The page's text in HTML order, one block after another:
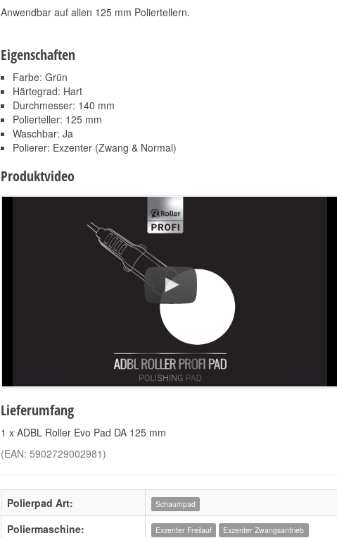
Anwendbar auf allen 125 mm Poliertellern.
Eigenschaften
Farbe: Grün
Härtegrad: Hart
Durchmesser: 140 mm
Polierteller: 125 mm
Waschbar: Ja
Polierer: Exzenter (Zwang & Normal)
Produktvideo
Lieferumfang
1 x ADBL Roller Evo Pad DA 125 mm
(EAN: 5902729002981)
Polierpad Art: Schaumpad
Poliermaschine: Exzenter Freilauf Exzenter Zwangsantrieb
35,90 €
CarPro Flashpad
130mm
11,92 € * 14,90 €
11,92 € pro 1 Stück